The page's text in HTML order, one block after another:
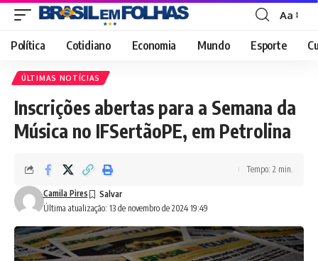
Font
Resizer
Aa
Política Cotidiano Economia Mundo Esporte
ÚLTIMAS NOTÍCIAS
Inscrições abertas para a Semana da
Música no IFSertãoPE, em Petrolina
Última atualização: 13 de novembro de 2024 19:49
Camila Pires
Tempo: 2 min.